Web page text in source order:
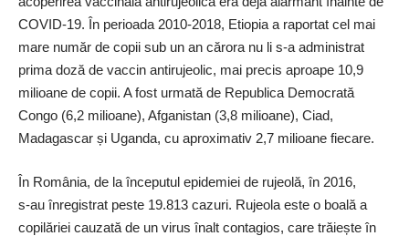
COVID-19. În perioada 2010-2018, Etiopia a raportat cel mai
mare număr de copii sub un an cărora nu li s-a administrat
prima doză de vaccin antirujeolic, mai precis aproape 10,9
milioane de copii. A fost urmată de Republica Democrată
Congo (6,2 milioane), Afganistan (3,8 milioane), Ciad,
Madagascar și Uganda, cu aproximativ 2,7 milioane fiecare.
În România, de la începutul epidemiei de rujeolă, în 2016,
s-au înregistrat peste 19.813 cazuri. Rujeola este o boală a
copilăriei cauzată de un virus înalt contagios, care trăiește în